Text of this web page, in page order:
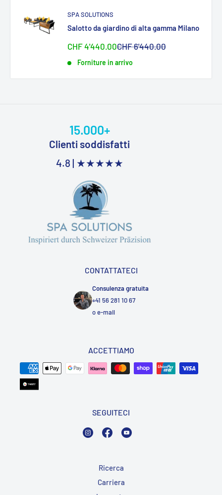
SPA SOLUTIONS
Salotto da giardino di alta gamma Milano
Sonderpreis
CHF 4'440.00Normalpreis
CHF 6'440.00
Forniture in arrivo
15.000+
Clienti soddisfatti
4.8 | ★★★★★
CONTATTATECI
Consulenza gratuita
+41 56 281 10 67
oe-mail
ACCETTIAMO
SEGUITECI
InstagramFacebook
Ricerca
Carriera